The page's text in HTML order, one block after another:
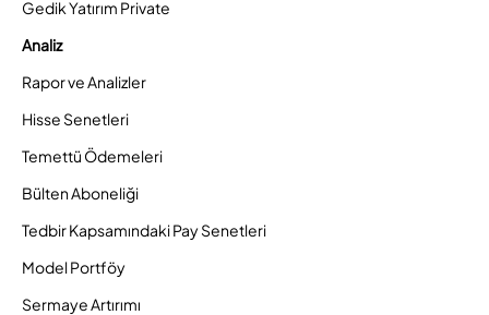
Gedik Yatırım Private
Analiz
Rapor ve Analizler
Hisse Senetleri
Temettü Ödemeleri
Bülten Aboneliği
Tedbir Kapsamındaki Pay Senetleri
Model Portföy
Sermaye Artırımı